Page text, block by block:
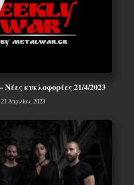
κυκλοφορίες 21/4/2023
21 Απριλίου, 2023